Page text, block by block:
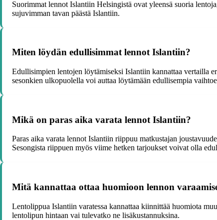
Suorimmat lennot Islantiin Helsingistä ovat yleensä suoria
sujuvimman tavan päästä Islantiin.
Miten löydän edullisimmat lennot Islantiin?
Edullisimpien lentojen löytämiseksi Islantiin kannattaa vertailla
sesonkien ulkopuolella voi auttaa löytämään edullisempia
Mikä on paras aika varata lennot Islantiin?
Paras aika varata lennot Islantiin riippuu matkustajan
Sesongista riippuen myös viime hetken tarjoukset voivat olla
Mitä kannattaa ottaa huomioon lennon
Lentolippua Islantiin varatessa kannattaa kiinnittää huomiota
lentolipun hintaan vai tulevatko ne lisäkustannuksina.